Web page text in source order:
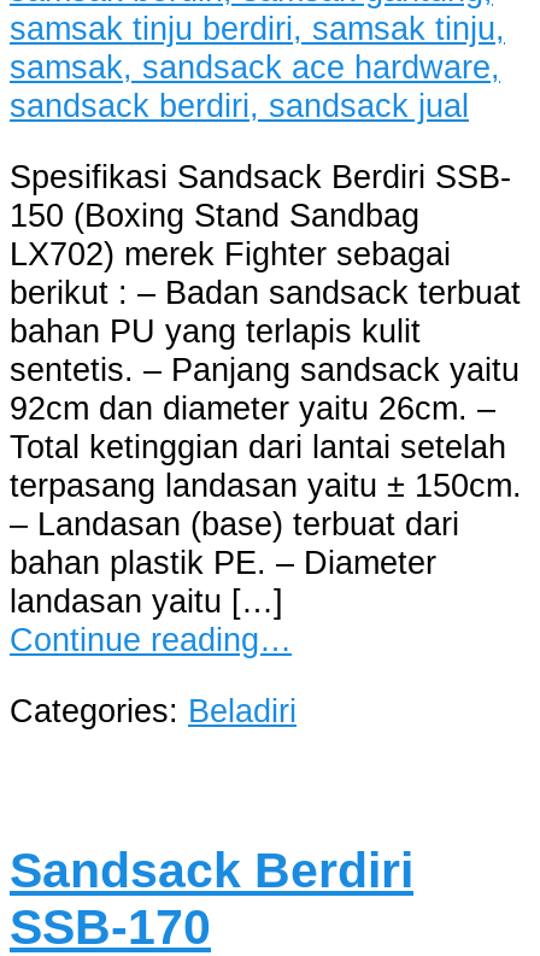
Spesifikasi Sandsack Berdiri SSB-
150 (Boxing Stand Sandbag
LX702) merek Fighter sebagai
berikut : – Badan sandsack terbuat
bahan PU yang terlapis kulit
sentetis. – Panjang sandsack yaitu
92cm dan diameter yaitu 26cm. –
Total ketinggian dari lantai setelah
terpasang landasan yaitu ± 150cm.
– Landasan (base) terbuat dari
bahan plastik PE. – Diameter
landasan yaitu […]
Continue reading…
Categories: Beladiri
Sandsack Berdiri
SSB-170